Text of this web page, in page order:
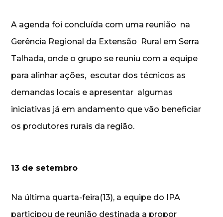
A agenda foi concluída com uma reunião na
Gerência Regional da Extensão Rural em Serra
Talhada, onde o grupo se reuniu com a equipe
para alinhar ações, escutar dos técnicos as
demandas locais e apresentar algumas
iniciativas já em andamento que vão beneficiar
os produtores rurais da região.
13 de setembro
Na última quarta-feira(13), a equipe do IPA
participou de reunião destinada a propor